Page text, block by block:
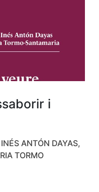
i
ANTÓN DAYAS,
TORMO